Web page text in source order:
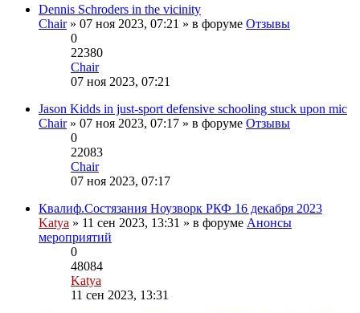
последнему
сообщению
Dennis Schroders in the vicinity
Chair» 07 ноя 2023, 07:21 » в форуме Отзывы
0
22380
Chair
Перейти
последнему
сообщению
07 ноя 2023, 07:21
Jason Kidds in just-sport defensive schooling stuck upon mic
Chair» 07 ноя 2023, 07:17 » в форуме Отзывы
0
22083
Chair
Перейти
последнему
сообщению
07 ноя 2023, 07:17
Квалиф.Состязания Ноузворк РКФ 16 декабря 2023
Katya » 11 сен 2023, 13:31 » в форуме Анонсы
мероприятий
0
48084
Katya
Перейти
11 сен 2023, 13:31